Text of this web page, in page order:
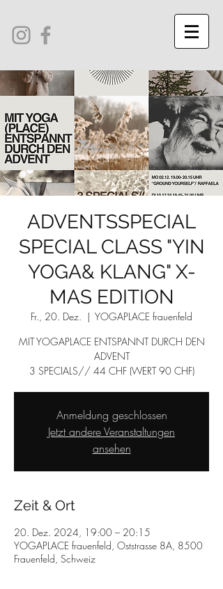
ADVENTSSPECIAL
SPECIAL CLASS "YIN
YOGA& KLANG" X-
MAS EDITION
Fr., 20. Dez.
  |
YOGAPLACE frauenfeld
MIT YOGAPLACE ENTSPANNT DURCH DEN
ADVENT
3 SPECIALS// 44 CHF (WERT 90 CHF)
Anmeldung geschlossen
Jetzt andere Veranstaltungen
ansehen
Zeit & Ort
20. Dez. 2024, 19:00 – 20:15
YOGAPLACE frauenfeld, Oststrasse 8A, 8500
Frauenfeld, Schweiz